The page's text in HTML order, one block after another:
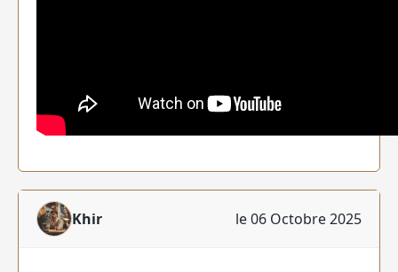
Khir le 06 Octobre 2025